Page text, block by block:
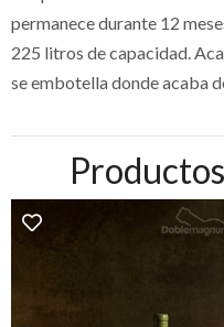
permanece durante 12
225 litros de capacidad.
se embotella donde acaba